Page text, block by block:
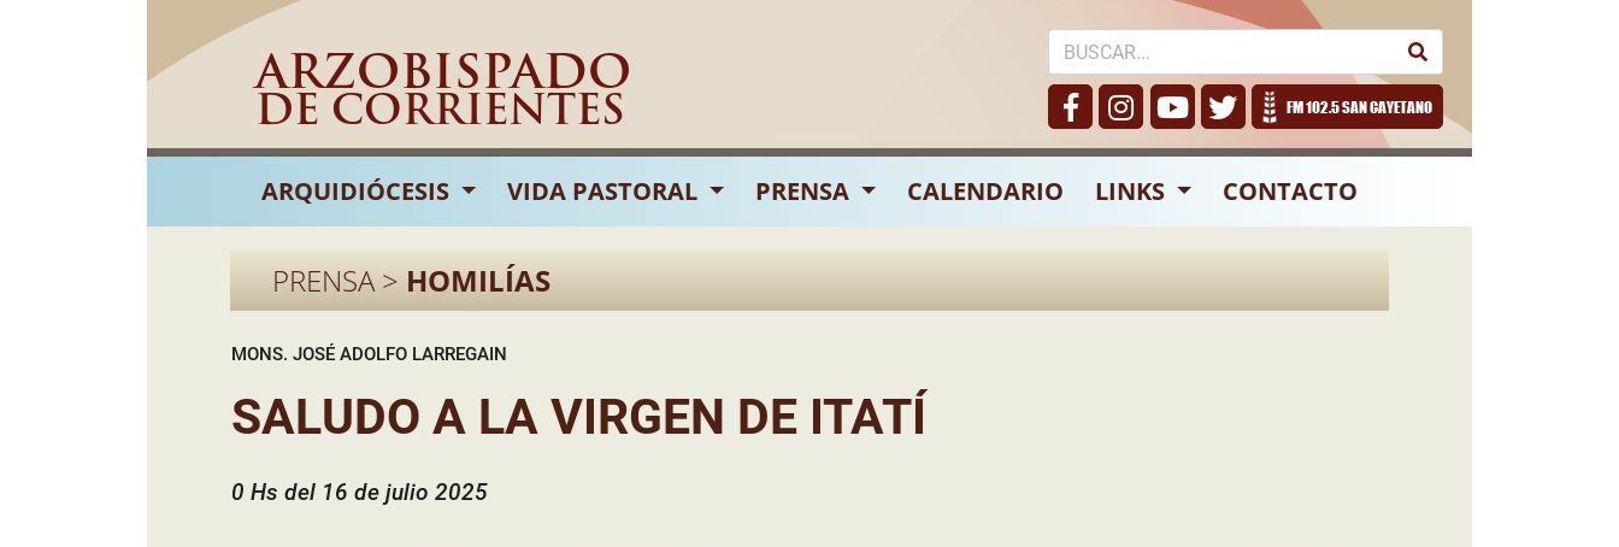
ARZOBISPADO
DE CORRIENTES FM 102.5 SAN CAYETANO
ARQUIDIÓCESIS VIDA PASTORAL PRENSA CALENDARIO LINKS CONTACTO
PRENSA > HOMILÍAS
MONS. JOSÉ ADOLFO LARREGAIN
SALUDO A LA VIRGEN DE ITATÍ
0 Hs del 16 de julio 2025